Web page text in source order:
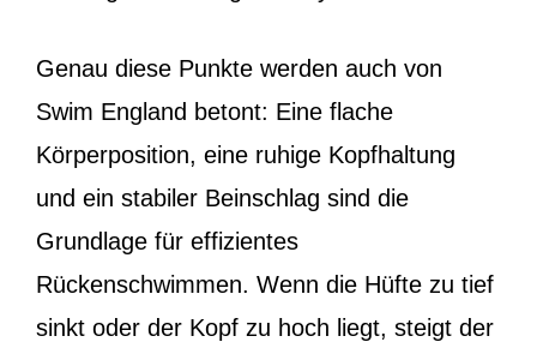
Genau diese Punkte werden auch von
Swim England betont: Eine flache
Körperposition, eine ruhige Kopfhaltung
und ein stabiler Beinschlag sind die
Grundlage für effizientes
Rückenschwimmen. Wenn die Hüfte zu tief
sinkt oder der Kopf zu hoch liegt, steigt der